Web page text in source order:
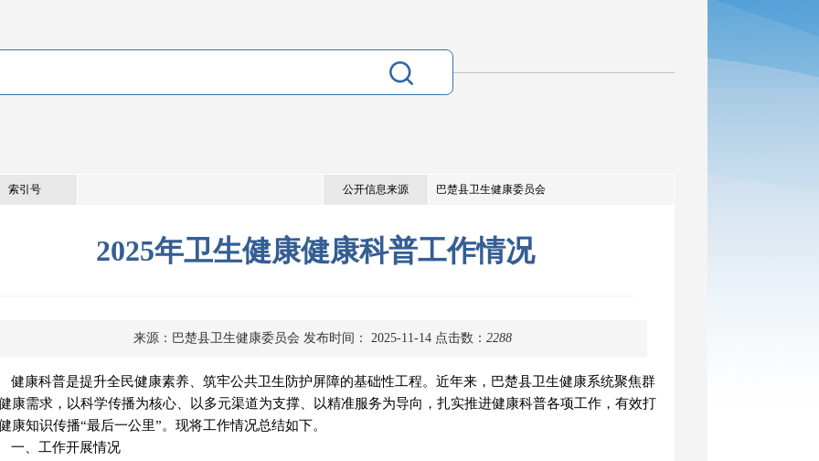
索引号 公开信息来源 巴楚县卫生健康委员会
2025年卫生健康健康科普工作情况
来源：巴楚县卫生健康委员会 发布时间： 2025-11-14 点击数： 2288
健康科普是提升全民健康素养、筑牢公共卫生防护屏障的基础性工程。近年来， 巴楚县卫生健康系统聚焦群
康需求，以科学传播为核心、以多元渠道为支撑、以精准服务为导向，扎实推进健康科普各项工作，有效打
康知识传播“最后一公里”。 现将工作情况总结如下。
一、工作开展情况